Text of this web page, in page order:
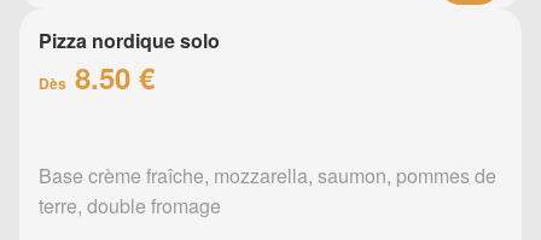
Pizza nordique solo
Dès 8.50 €
Base crème fraîche, mozzarella, saumon, pommes de
terre, double fromage